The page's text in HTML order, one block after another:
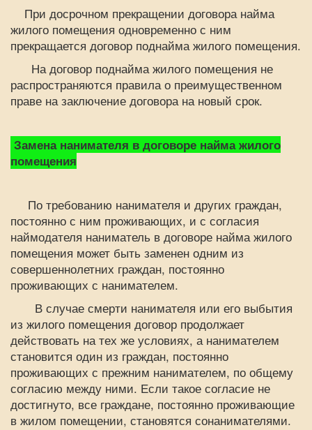
При досрочном прекращении договора найма
жилого помещения одновременно с ним
прекращается договор поднайма жилого помещения.
На договор поднайма жилого помещения не
распространяются правила о преимущественном
праве на заключение договора на новый срок.
Замена нанимателя в договоре найма жилого
помещения
По требованию нанимателя и других граждан,
постоянно с ним проживающих, и с согласия
наймодателя наниматель в договоре найма жилого
помещения может быть заменен одним из
совершеннолетних граждан, постоянно
проживающих с нанимателем.
В случае смерти нанимателя или его выбытия
из жилого помещения договор продолжает
действовать на тех же условиях, а нанимателем
становится один из граждан, постоянно
проживающих с прежним нанимателем, по общему
согласию между ними. Если такое согласие не
достигнуто, все граждане, постоянно проживающие
в жилом помещении, становятся сонанимателями.